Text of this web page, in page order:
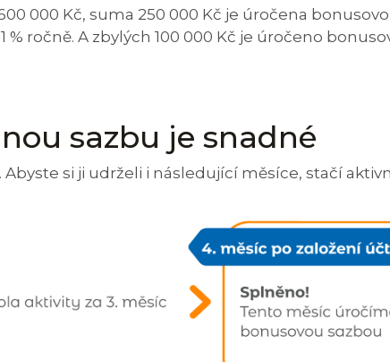
000 Kč, suma 250 000 Kč je úročena
ročně. A zbylých 100 000 Kč je úročeno
sazbu je snadné
si ji udrželi i následující měsíce, stačí